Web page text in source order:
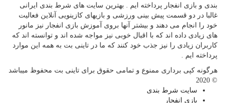
بندی و بازی انفجار پرداخته ایم . بهترین سایت های شرط بندی ایرانی
غالبا در دو قسمت پیش بینی ورزشی و بازیهای کازینویی آنلاین فعالیت
خود را انجام می دهند و بیشتر آنها بروی آموزش بازی انفجار نیز مانور
های زیادی داده اند که با اقبال خوبی نیز مواجه شده اند و توانسته اند که
کاربران زیادی را نیز جذب خود کنند که ما در تاینی بت به همه این موارد
پرداخته ایم .
هرگونه کپی برداری ممنوع و تمامی حقوق برای تاینی بت محفوظ میباشد
© 2020
سایت شرط بندی
بازی انفجار